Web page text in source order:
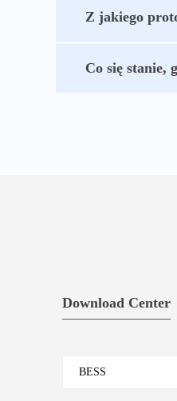
Z jakiego
Co się stanie,